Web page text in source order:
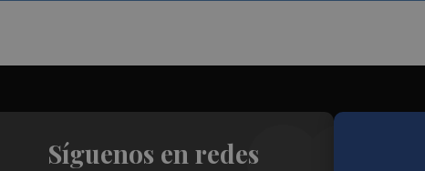
Síguenos en redes